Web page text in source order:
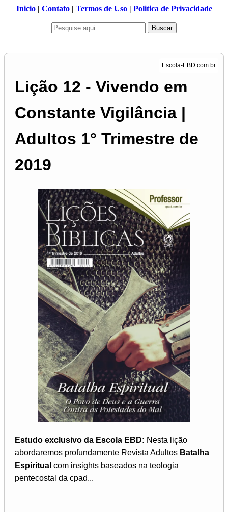
Inicio| Contato| Termos de Uso| Politica de Privacidade
Buscar
Lição 12 - Vivendo em
Constante Vigilância |
Adultos 1° Trimestre de
2019
Estudo exclusivo da Escola EBD: Nesta lição
abordaremos profundamente Revista Adultos Batalha
Espiritual com insights baseados na teologia
pentecostal da cpad...